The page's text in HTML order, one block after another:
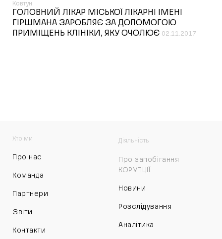
Ковтун
ГОЛОВНИЙ ЛІКАР МІСЬКОЇ ЛІКАРНІ ІМЕНІ
ГІРШМАНА ЗАРОБЛЯЄ ЗА ДОПОМОГОЮ
ПРИМІЩЕНЬ КЛІНІКИ, ЯКУ ОЧОЛЮЄ 02.11.2017
Хто ми
Про нас
Команда
Партнери
Звіти
Контакти
Діяльність
Про запобігання
КОРУПЦІЇ:
Новини
Розслідування
Аналітика